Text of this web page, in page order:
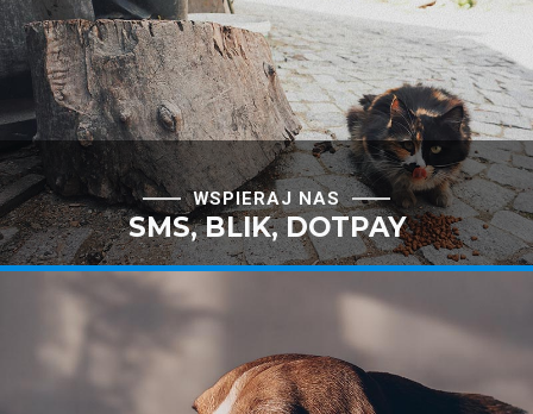
WSPIERAJ NAS
SMS, BLIK, DOTPAY